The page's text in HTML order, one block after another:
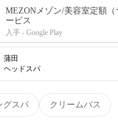
MEZONメゾン/美容室定額
ービス
入手 - Google Play
グスパ クリームバス
蒲田
ヘッドスパ